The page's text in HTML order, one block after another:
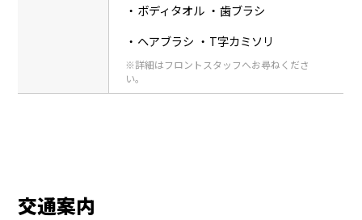
ボディタオル
歯ブラシ
ヘアブラシ
T字カミソリ
※詳細はフロントスタッフへお尋ねくださ
い。
交通案内